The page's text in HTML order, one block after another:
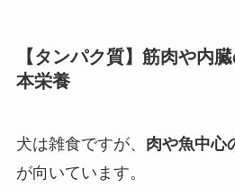
【タンパク質】筋肉や内
本栄養
犬は雑食ですが、 肉や魚中心
が向いています。